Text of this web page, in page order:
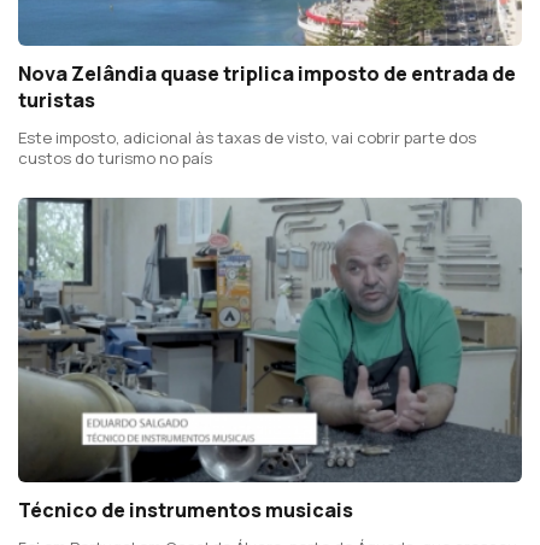
Nova Zelândia quase triplica imposto de entrada de
turistas
Este imposto, adicional às taxas de visto, vai cobrir parte dos
custos do turismo no país
Técnico de instrumentos musicais